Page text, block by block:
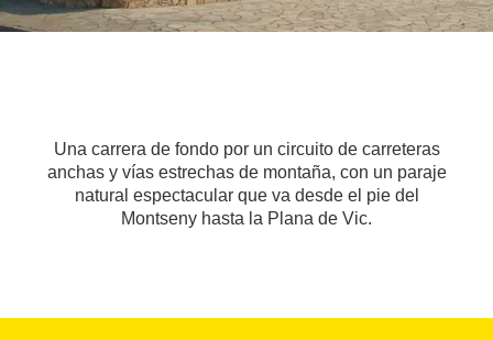
Una carrera de fondo por un circuito de carreteras
anchas y vías estrechas de montaña, con un paraje
natural espectacular que va desde el pie del
Montseny hasta la Plana de Vic.